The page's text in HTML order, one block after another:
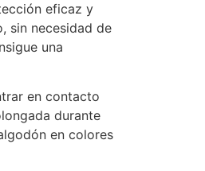
eficaz y
sin necesidad de
una
en contacto
durante
en colores